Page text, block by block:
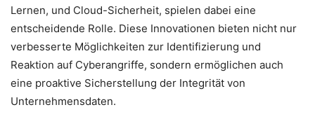
Lernen, und Cloud-Sicherheit, spielen dabei eine
entscheidende Rolle. Diese Innovationen bieten nicht nur
verbesserte Möglichkeiten zur Identifizierung und
Reaktion auf Cyberangriffe, sondern ermöglichen auch
eine proaktive Sicherstellung der Integrität von
Unternehmensdaten.